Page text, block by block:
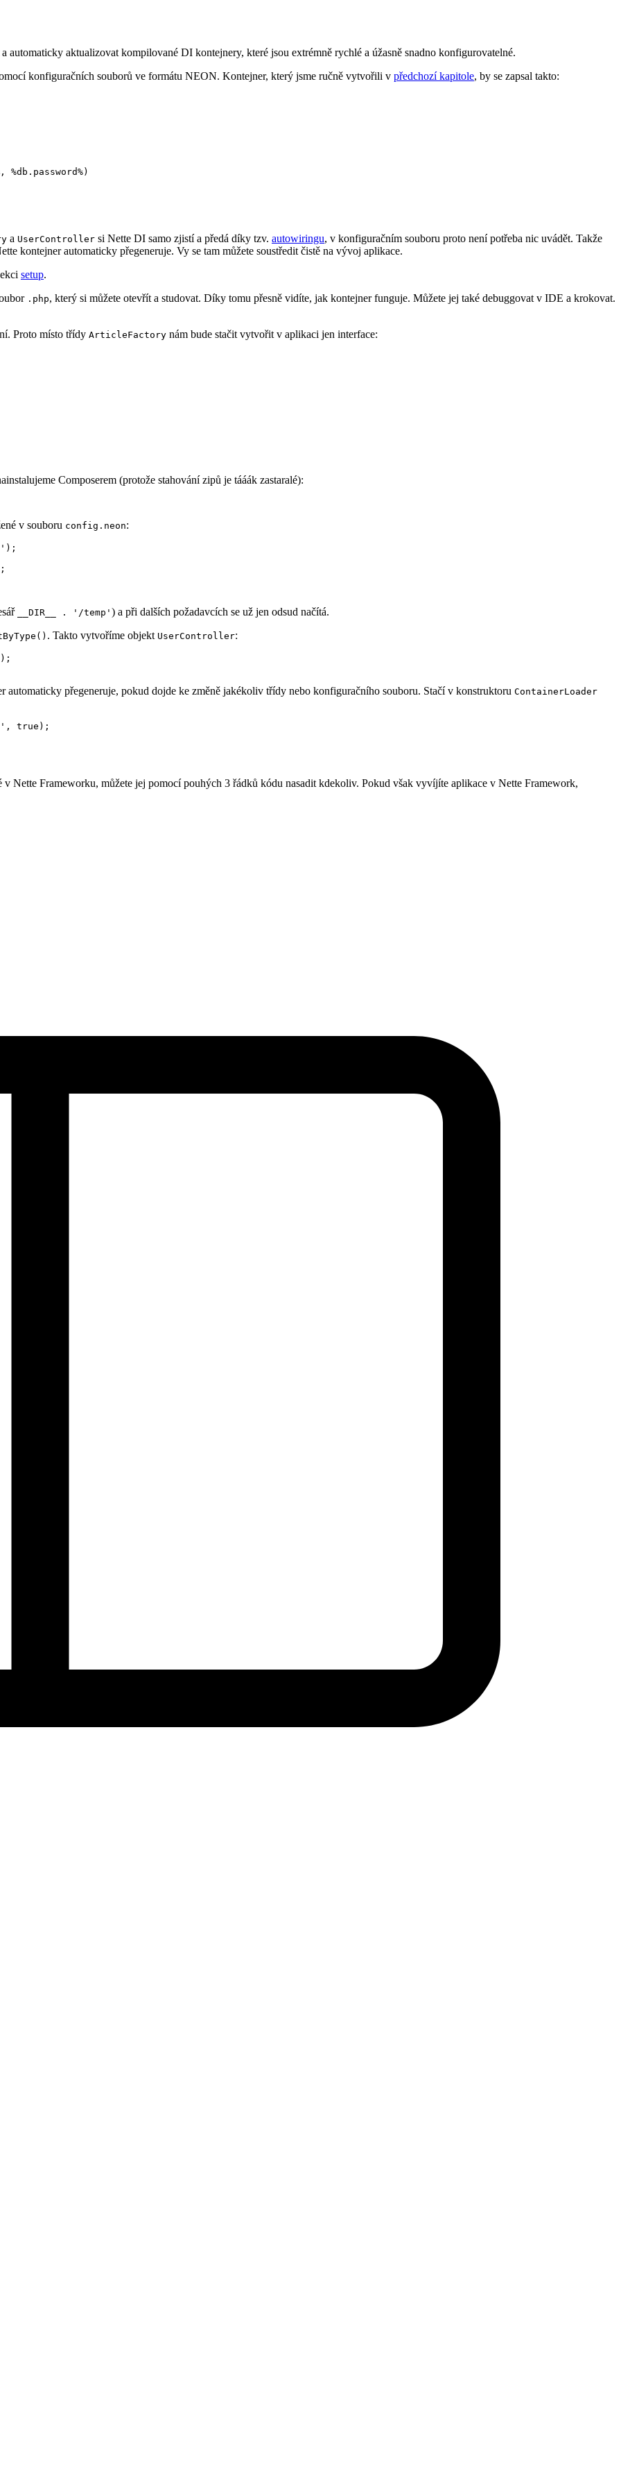
aktualizovat kompilované DI kontejnery, které jsou extrémně rychlé a úžasně snadno konfigurovatelné.
konfiguračních souborů ve formátu NEON. Kontejner, který jsme ručně vytvořili v předchozí kapitole, by se zapsal takto:
a UserController si Nette DI samo zjistí a předá díky tzv. autowiringu, v konfiguračním souboru proto není potřeba nic uvádět. Takže
kontejner automaticky přegeneruje. Vy se tam můžete soustředit čistě na vývoj aplikace.
setup.
.php, který si můžete otevřít a studovat. Díky tomu přesně vidíte, jak kontejner funguje. Můžete jej také debuggovat v IDE a krokovat.
Proto místo třídy ArticleFactory nám bude stačit vytvořit v aplikaci jen interface:
Composerem (protože stahování zipů je tááák zastaralé):
v souboru config.neon:
__DIR__ . '/temp' ) a při dalších požadavcích se už jen odsud načítá.
. Takto vytvoříme objekt UserController:
přegeneruje, pokud dojde ke změně jakékoliv třídy nebo konfiguračního souboru. Stačí v konstruktoru ContainerLoader
Nette Frameworku, můžete jej pomocí pouhých 3 řádků kódu nasadit kdekoliv. Pokud však vyvíjíte aplikace v Nette Framework,